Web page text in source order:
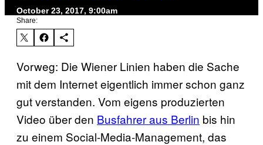
October 23, 2017, 9:00am
Share:
Vorweg: Die Wiener Linien haben die Sache
mit dem Internet eigentlich immer schon ganz
gut verstanden. Vom eigens produzierten
Video über den Busfahrer aus Berlin bis hin
zu einem Social-Media-Management, das